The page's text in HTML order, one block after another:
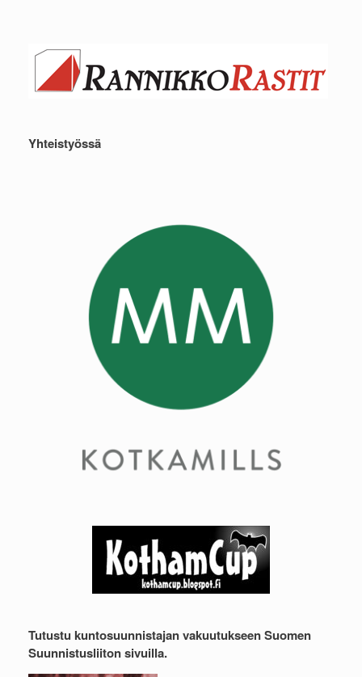
Yhteistyössä
Tutustu kuntosuunnistajan vakuutukseen Suomen
Suunnistusliiton sivuilla.